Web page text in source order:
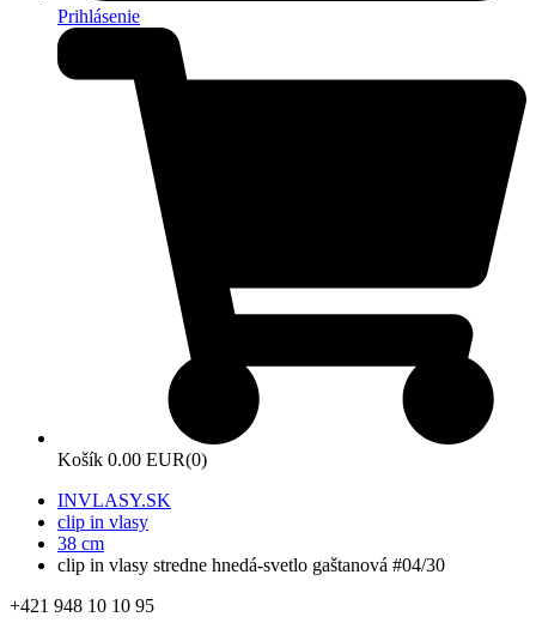
Prihlásenie
Košík 0.00 EUR(0)
INVLASY.SK
clip in vlasy
38 cm
clip in vlasy stredne hnedá-svetlo gaštanová #04/30
+421 948 10 10 95